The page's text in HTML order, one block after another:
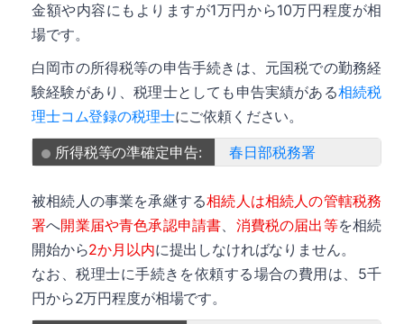
金額や内容にもよりますが1万円から10万円程度が相
場です。
白岡市の所得税等の申告手続きは、元国税での勤務経
験経験があり、税理士としても申告実績がある相続税
理士コム登録の税理士にご依頼ください。
所得税等の準確定申告:
春日部税務署
被相続人の事業を承継する相続人は相続人の管轄税務
署へ開業届や青色承認申請書、 消費税の届出等を相続
開始から2か月以内に提出しなければなりません。
なお、税理士に手続きを依頼する場合の費用は、5千
円から2万円程度が相場です。